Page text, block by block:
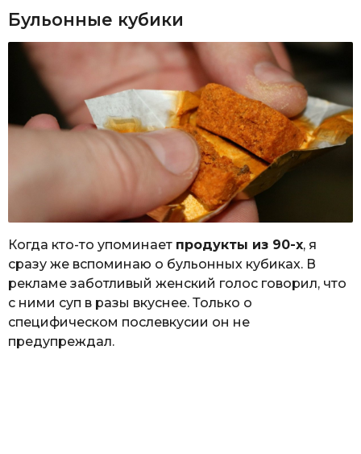
Бульонные кубики
Когда кто-то упоминает продукты из 90-х, я
сразу же вспоминаю о бульонных кубиках. В
рекламе заботливый женский голос говорил, что
с ними суп в разы вкуснее. Только о
специфическом послевкусии он не
предупреждал.